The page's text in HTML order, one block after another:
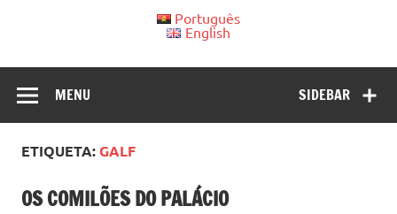
Português
English
SIDEBAR
MENU
ETIQUETA:GALF
OS COMILÕES DO PALÁCIO